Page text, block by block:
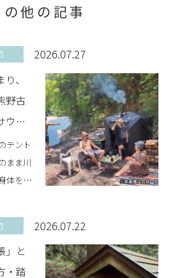
の他の記事
2026.07.27
、
野古
ウナ
む夏
と
テント
まま川
体を、
サウ
が、
能...
2026.07.22
」と
・踏